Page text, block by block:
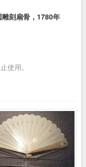
刻扇骨，1780年
使用。